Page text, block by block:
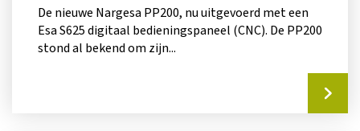
De nieuwe Nargesa PP200, nu uitgevoerd met een
Esa S625 digitaal bedieningspaneel (CNC). De PP200
stond al bekend om zijn...